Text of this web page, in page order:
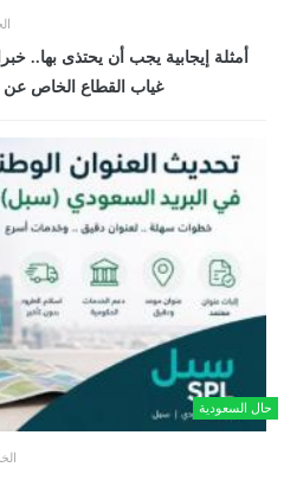
الجمعة
غياب القطاع الخاص عن
حال السعودية
الخميس 06